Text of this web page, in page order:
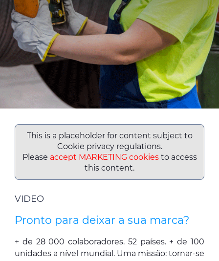
CPR (DOP)
Pessoas & Carreiras
Contactos
Web Global
PRYSMIAN CLUB
This is a placeholder for content subject to
Cookie privacy regulations.
Please accept MARKETING cookiesto access
this content.
VIDEO
Pronto para deixar a sua marca?
+ de 28 000 colaboradores. 52 países. + de 100
unidades a nível mundial. Uma missão: tornar-se